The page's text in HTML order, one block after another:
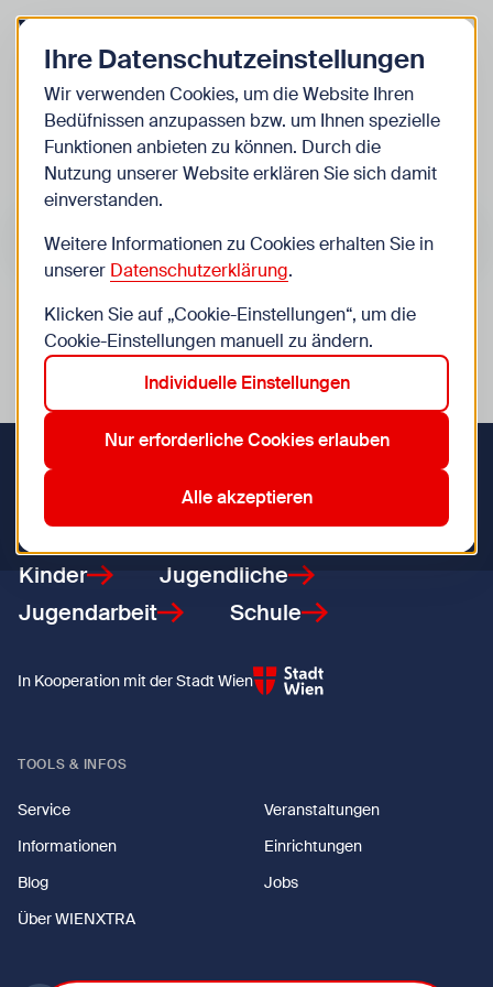
Zurück zur Startseite Zum
Kinder
Veranstaltungen
Suche im Bereich “Kinder”
Suchen
Veranstaltungen in Wien im Bereich “Kinder”
Aktive Filter: 17. Hernals 7. Neubau
8. Josefstadt
Zurücksetzen
Zurück zur Startseite
Kinder
Jugendliche
Jugendarbeit
Schule
In Kooperation mit der Stadt Wien
TOOLS & INFOS
Service
Veranstaltungen
Informationen
Einrichtungen
Blog
Jobs
Über WIENXTRA
Ihre Datenschutzeinstellungen
Wir verwenden Cookies, um die Website Ihren
Bedüfnissen anzupassen bzw. um Ihnen spezielle
Funktionen anbieten zu können. Durch die
Nutzung unserer Website erklären Sie sich damit
einverstanden.
Weitere Informationen zu Cookies erhalten Sie in
unserer Datenschutzerklärung.
Klicken Sie auf „Cookie-Einstellungen“, um die
Cookie-Einstellungen manuell zu ändern.
Individuelle Einstellungen
Nur erforderliche Cookies erlauben
Alle akzeptieren